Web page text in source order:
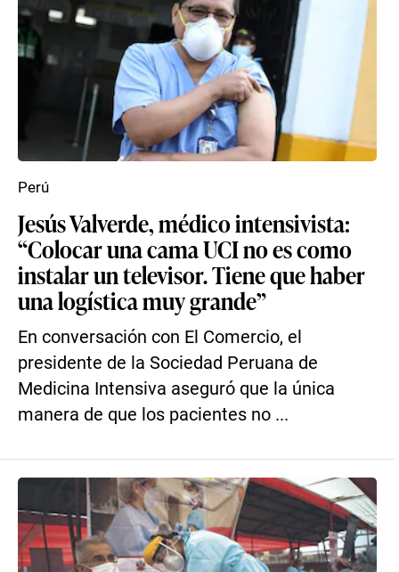
Jesús Valverde, médico intensivista:
“Colocar una cama UCI no es como
instalar un televisor. Tiene que haber
una logística muy grande”
En conversación con El Comercio, el
presidente de la Sociedad Peruana de
Medicina Intensiva aseguró que la única
manera de que los pacientes no ...
Perú